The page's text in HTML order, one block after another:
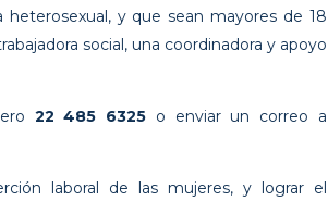
y que sean mayores de 18
social, una coordinadora y apoyo
22 485 6325 o enviar un correo a
laboral de las mujeres, y lograr el